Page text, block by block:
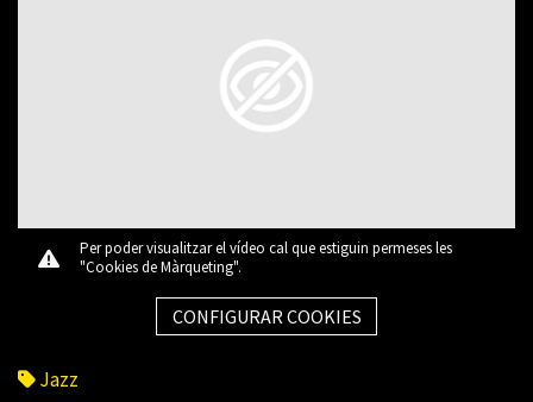
Per poder visualitzar el vídeo cal que estiguin permeses les
"Cookies de Màrqueting".
CONFIGURAR COOKIES
Jazz